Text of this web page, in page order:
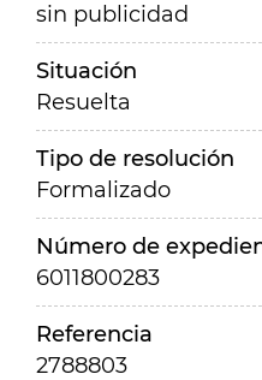
sin publicidad
Situación
Resuelta
Tipo de resolución
Formalizado
Número de
6011800283
Referencia
2788803